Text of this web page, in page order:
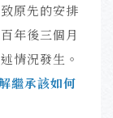
致原先的安排
年後三個月
情況發生。
繼承該如何